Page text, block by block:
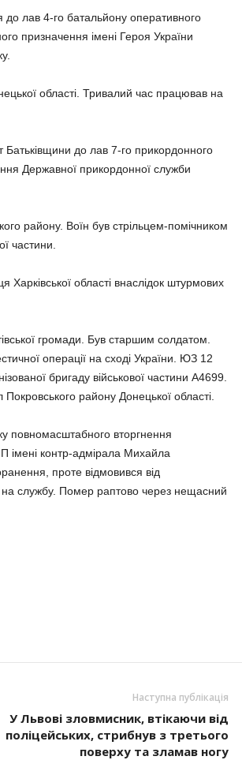
лав 4-го батальйону оперативного
призначення імені Героя України
області. Тривалий час працював на
Батьківщини до лав 7-го прикордонного
Державної прикордонної служби
району. Воїн був стрільцем-помічником
частини.
області внаслідок штурмових
громади. Був старшим солдатом.
операції на сході України. ЮЗ 12
бригаду військової частини А4699.
району Донецької області.
повномасштабного вторгнення
імені контр-адмірала Михайла
проте відмовився від
на службу. Помер раптово через нещасний
Наступна публікація
У Львові зловмисник, втікаючи від
поліцейських, стрибнув з третього
поверху та зламав ногу